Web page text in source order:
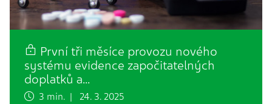
První tři měsíce provozu nového
systému evidence započitatelných
doplatků a…
3 min. | 24. 3. 2025